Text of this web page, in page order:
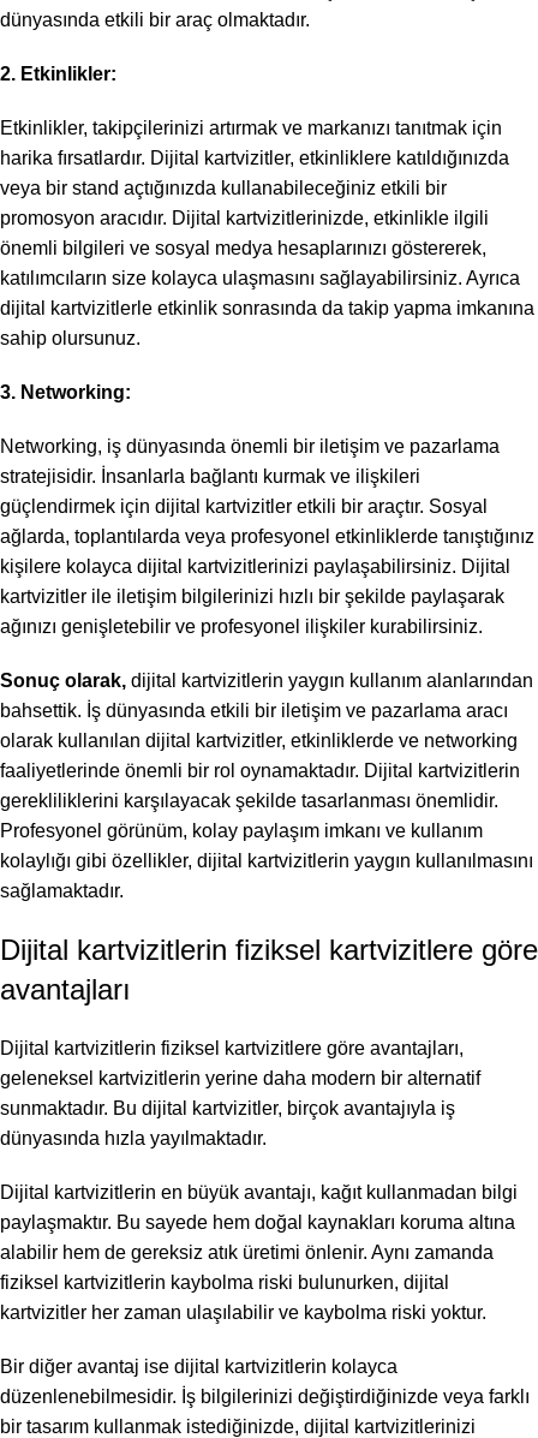
dünyasında etkili bir araç olmaktadır.
2. Etkinlikler:
Etkinlikler, takipçilerinizi artırmak ve markanızı tanıtmak için
harika fırsatlardır. Dijital kartvizitler, etkinliklere katıldığınızda
veya bir stand açtığınızda kullanabileceğiniz etkili bir
promosyon aracıdır. Dijital kartvizitlerinizde, etkinlikle ilgili
önemli bilgileri ve sosyal medya hesaplarınızı göstererek,
katılımcıların size kolayca ulaşmasını sağlayabilirsiniz. Ayrıca
dijital kartvizitlerle etkinlik sonrasında da takip yapma imkanına
sahip olursunuz.
3. Networking:
Networking, iş dünyasında önemli bir iletişim ve pazarlama
stratejisidir. İnsanlarla bağlantı kurmak ve ilişkileri
güçlendirmek için dijital kartvizitler etkili bir araçtır. Sosyal
ağlarda, toplantılarda veya profesyonel etkinliklerde tanıştığınız
kişilere kolayca dijital kartvizitlerinizi paylaşabilirsiniz. Dijital
kartvizitler ile iletişim bilgilerinizi hızlı bir şekilde paylaşarak
ağınızı genişletebilir ve profesyonel ilişkiler kurabilirsiniz.
Sonuç olarak, dijital kartvizitlerin yaygın kullanım alanlarından
bahsettik. İş dünyasında etkili bir iletişim ve pazarlama aracı
olarak kullanılan dijital kartvizitler, etkinliklerde ve networking
faaliyetlerinde önemli bir rol oynamaktadır. Dijital kartvizitlerin
gerekliliklerini karşılayacak şekilde tasarlanması önemlidir.
Profesyonel görünüm, kolay paylaşım imkanı ve kullanım
kolaylığı gibi özellikler, dijital kartvizitlerin yaygın kullanılmasını
sağlamaktadır.
Dijital kartvizitlerin fiziksel kartvizitlere göre
avantajları
Dijital kartvizitlerin fiziksel kartvizitlere göre avantajları,
geleneksel kartvizitlerin yerine daha modern bir alternatif
sunmaktadır. Bu dijital kartvizitler, birçok avantajıyla iş
dünyasında hızla yayılmaktadır.
Dijital kartvizitlerin en büyük avantajı, kağıt kullanmadan bilgi
paylaşmaktır. Bu sayede hem doğal kaynakları koruma altına
alabilir hem de gereksiz atık üretimi önlenir. Aynı zamanda
fiziksel kartvizitlerin kaybolma riski bulunurken, dijital
kartvizitler her zaman ulaşılabilir ve kaybolma riski yoktur.
Bir diğer avantaj ise dijital kartvizitlerin kolayca
düzenlenebilmesidir. İş bilgilerinizi değiştirdiğinizde veya farklı
bir tasarım kullanmak istediğinizde, dijital kartvizitlerinizi